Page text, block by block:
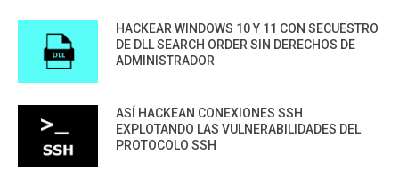
HACKEAR WINDOWS 10 Y 11 CON SECUESTRO
DE DLL SEARCH ORDER SIN DERECHOS DE
ADMINISTRADOR
ASÍ HACKEAN CONEXIONES SSH
EXPLOTANDO LAS VULNERABILIDADES DEL
PROTOCOLO SSH